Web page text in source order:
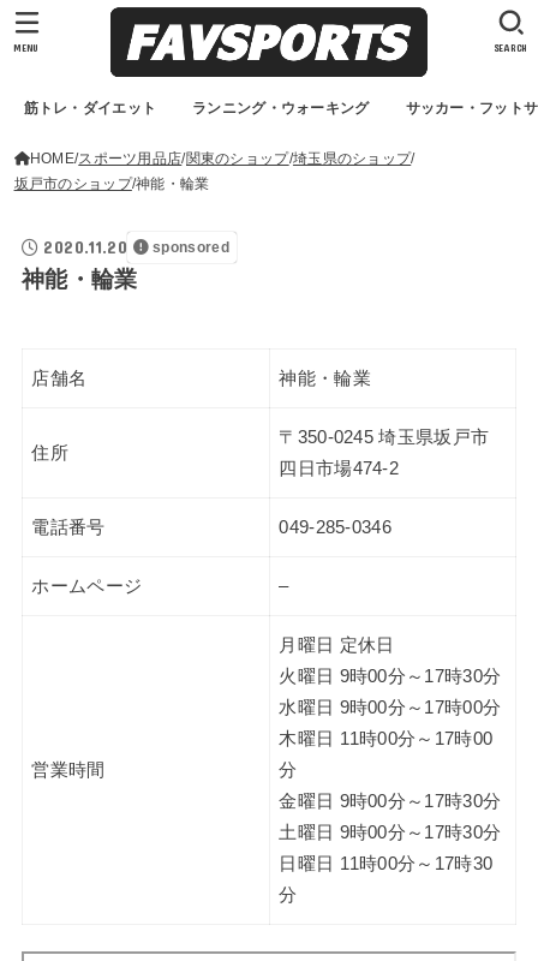
筋トレ・ダイエット ランニング・ウォーキング サッカー・フット
SEARCH
MENU
HOME スポーツ用品店 関東のショップ 埼玉県のショップ
坂戸市のショップ 神能・輪業
2020.11.20 sponsored
神能・輪業
店舗名 神能・輪業
住所
〒350-0245 埼玉県坂戸市
四日市場474-2
電話番号 049-285-0346
ホームページ –
営業時間
月曜日 定休日
火曜日 9時00分～17時30分
水曜日 9時00分～17時00分
木曜日 11時00分～17時00
分
金曜日 9時00分～17時30分
土曜日 9時00分～17時30分
日曜日 11時00分～17時30
分